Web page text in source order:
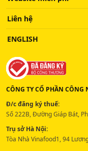
Liên hệ
ENGLISH
CÔNG TY CỔ PHẦN
Đ/c đăng ký thuế:
Số 222B, Đường Giáp Bát,
Trụ sở Hà Nội:
Tòa Nhà Vinafood1, 94